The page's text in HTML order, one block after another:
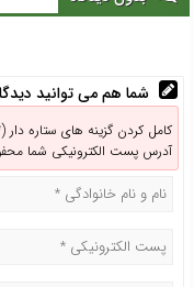
شما هم می توانید
کامل کردن گزینه های ستاره
آدرس پست الکترونیکی شما